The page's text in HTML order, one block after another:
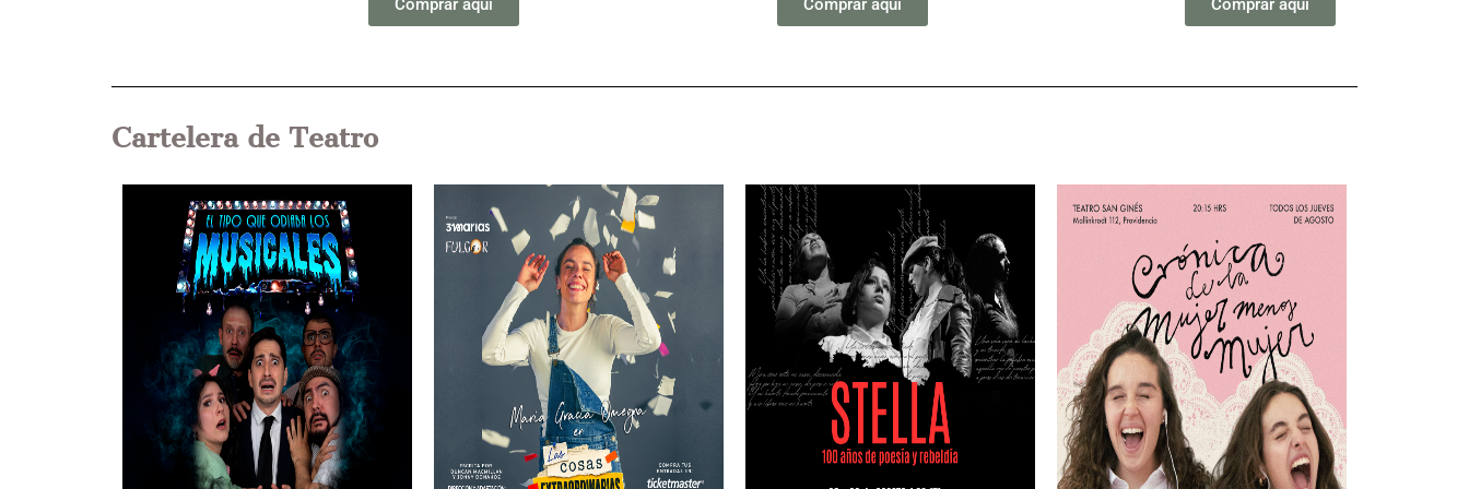
Comprar aqui Comprar aqui Comprar aqui
Cartelera de Teatro